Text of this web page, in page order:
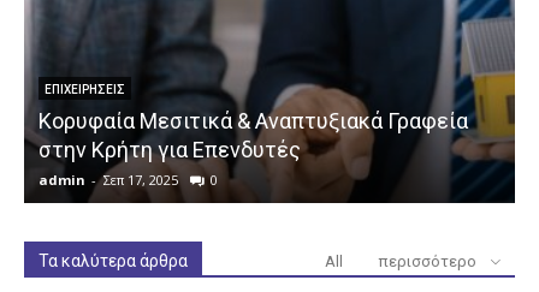
ΕΠΙΧΕΙΡΉΣΕΙΣ
Κορυφαία Μεσιτικά & Αναπτυξιακά Γραφεία
στην Κρήτη για Επενδυτές
admin - Σεπ 17, 2025 0
Τα καλύτερα άρθρα All περισσότερο